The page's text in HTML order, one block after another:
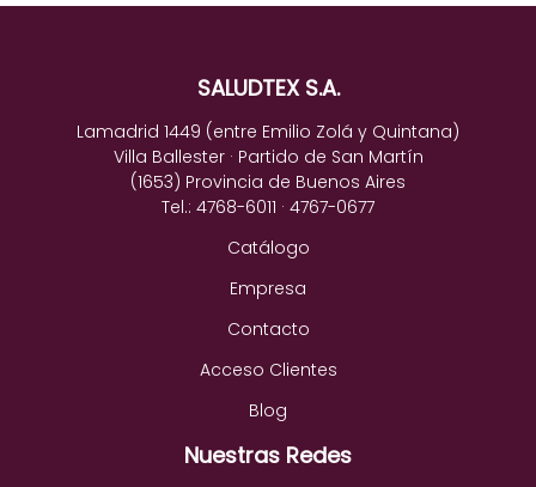
SALUDTEX S.A.
Lamadrid 1449 (entre Emilio Zolá y Quintana)
Villa Ballester · Partido de San Martín
(1653) Provincia de Buenos Aires
Tel.: 4768-6011 · 4767-0677
Catálogo
Empresa
Contacto
Acceso Clientes
Blog
Nuestras Redes